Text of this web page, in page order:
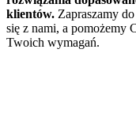
klientów. Zapraszamy
się z nami, a pomożemy
Twoich wymagań.